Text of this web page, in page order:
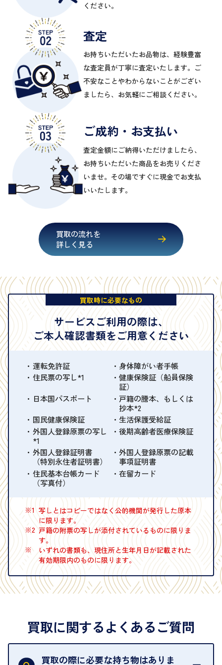
ください。
査定
お持ちいただいたお品物は、経験豊富
な査定員が丁寧に査定いたします。ご
不安なことやわからないことがござい
ましたら、お気軽にご相談ください。
ご成約・お支払い
査定金額にご納得いただけましたら、
お持ちいただいた商品をお売りくださ
いませ。その場ですぐに現金でお支払
いいたします。
買取の流れを
詳しく見る
買取時に必要なもの
サービスご利用の際は、
ご本人確認書類をご用意ください
運転免許証
身体障がい者手帳
住民票の写し*1
健康保険証（船員保険
証）
日本国パスポート
戸籍の謄本、もしくは
抄本*2
国民健康保険証
生活保護受給証
外国人登録原票の写し
*1
後期高齢者医療保険証
外国人登録証明書
（特別永住者証明書）
外国人登録原票の記載
事項証明書
住民基本台帳カード
（写真付）
在留カード
※1 写しとはコピーではなく公的機関が発行した原本
に限ります。
※2 戸籍の附票の写しが添付されているものに限りま
す。
※
いずれの書類も、現住所と生年月日が記載された
有効期限内のものに限ります。
買取に関するよくあるご質問
買取の際に必要な持ち物はありま